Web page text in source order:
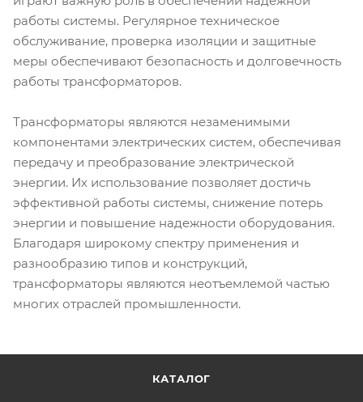
работы системы. Регулярное техническое
обслуживание, проверка изоляции и защитные
меры обеспечивают безопасность и долговечность
работы трансформаторов.
Трансформаторы являются незаменимыми
компонентами электрических систем, обеспечивая
передачу и преобразование электрической
энергии. Их использование позволяет достичь
эффективной работы системы, снижение потерь
энергии и повышение надежности оборудования.
Благодаря широкому спектру применения и
разнообразию типов и конструкций,
трансформаторы являются неотъемлемой частью
многих отраслей промышленности.
КАТАЛОГ